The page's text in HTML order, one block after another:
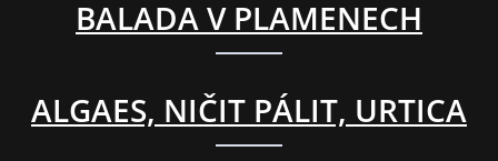
BALADA V PLAMENECH
ALGAES, NIČIT PÁLIT, URTICA